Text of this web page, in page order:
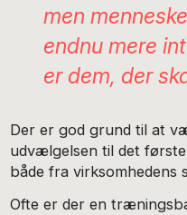
men
endnu mere
er dem, der
Der er god grund til at
udvælgelsen til det
både fra virksomhedens
Ofte er der en